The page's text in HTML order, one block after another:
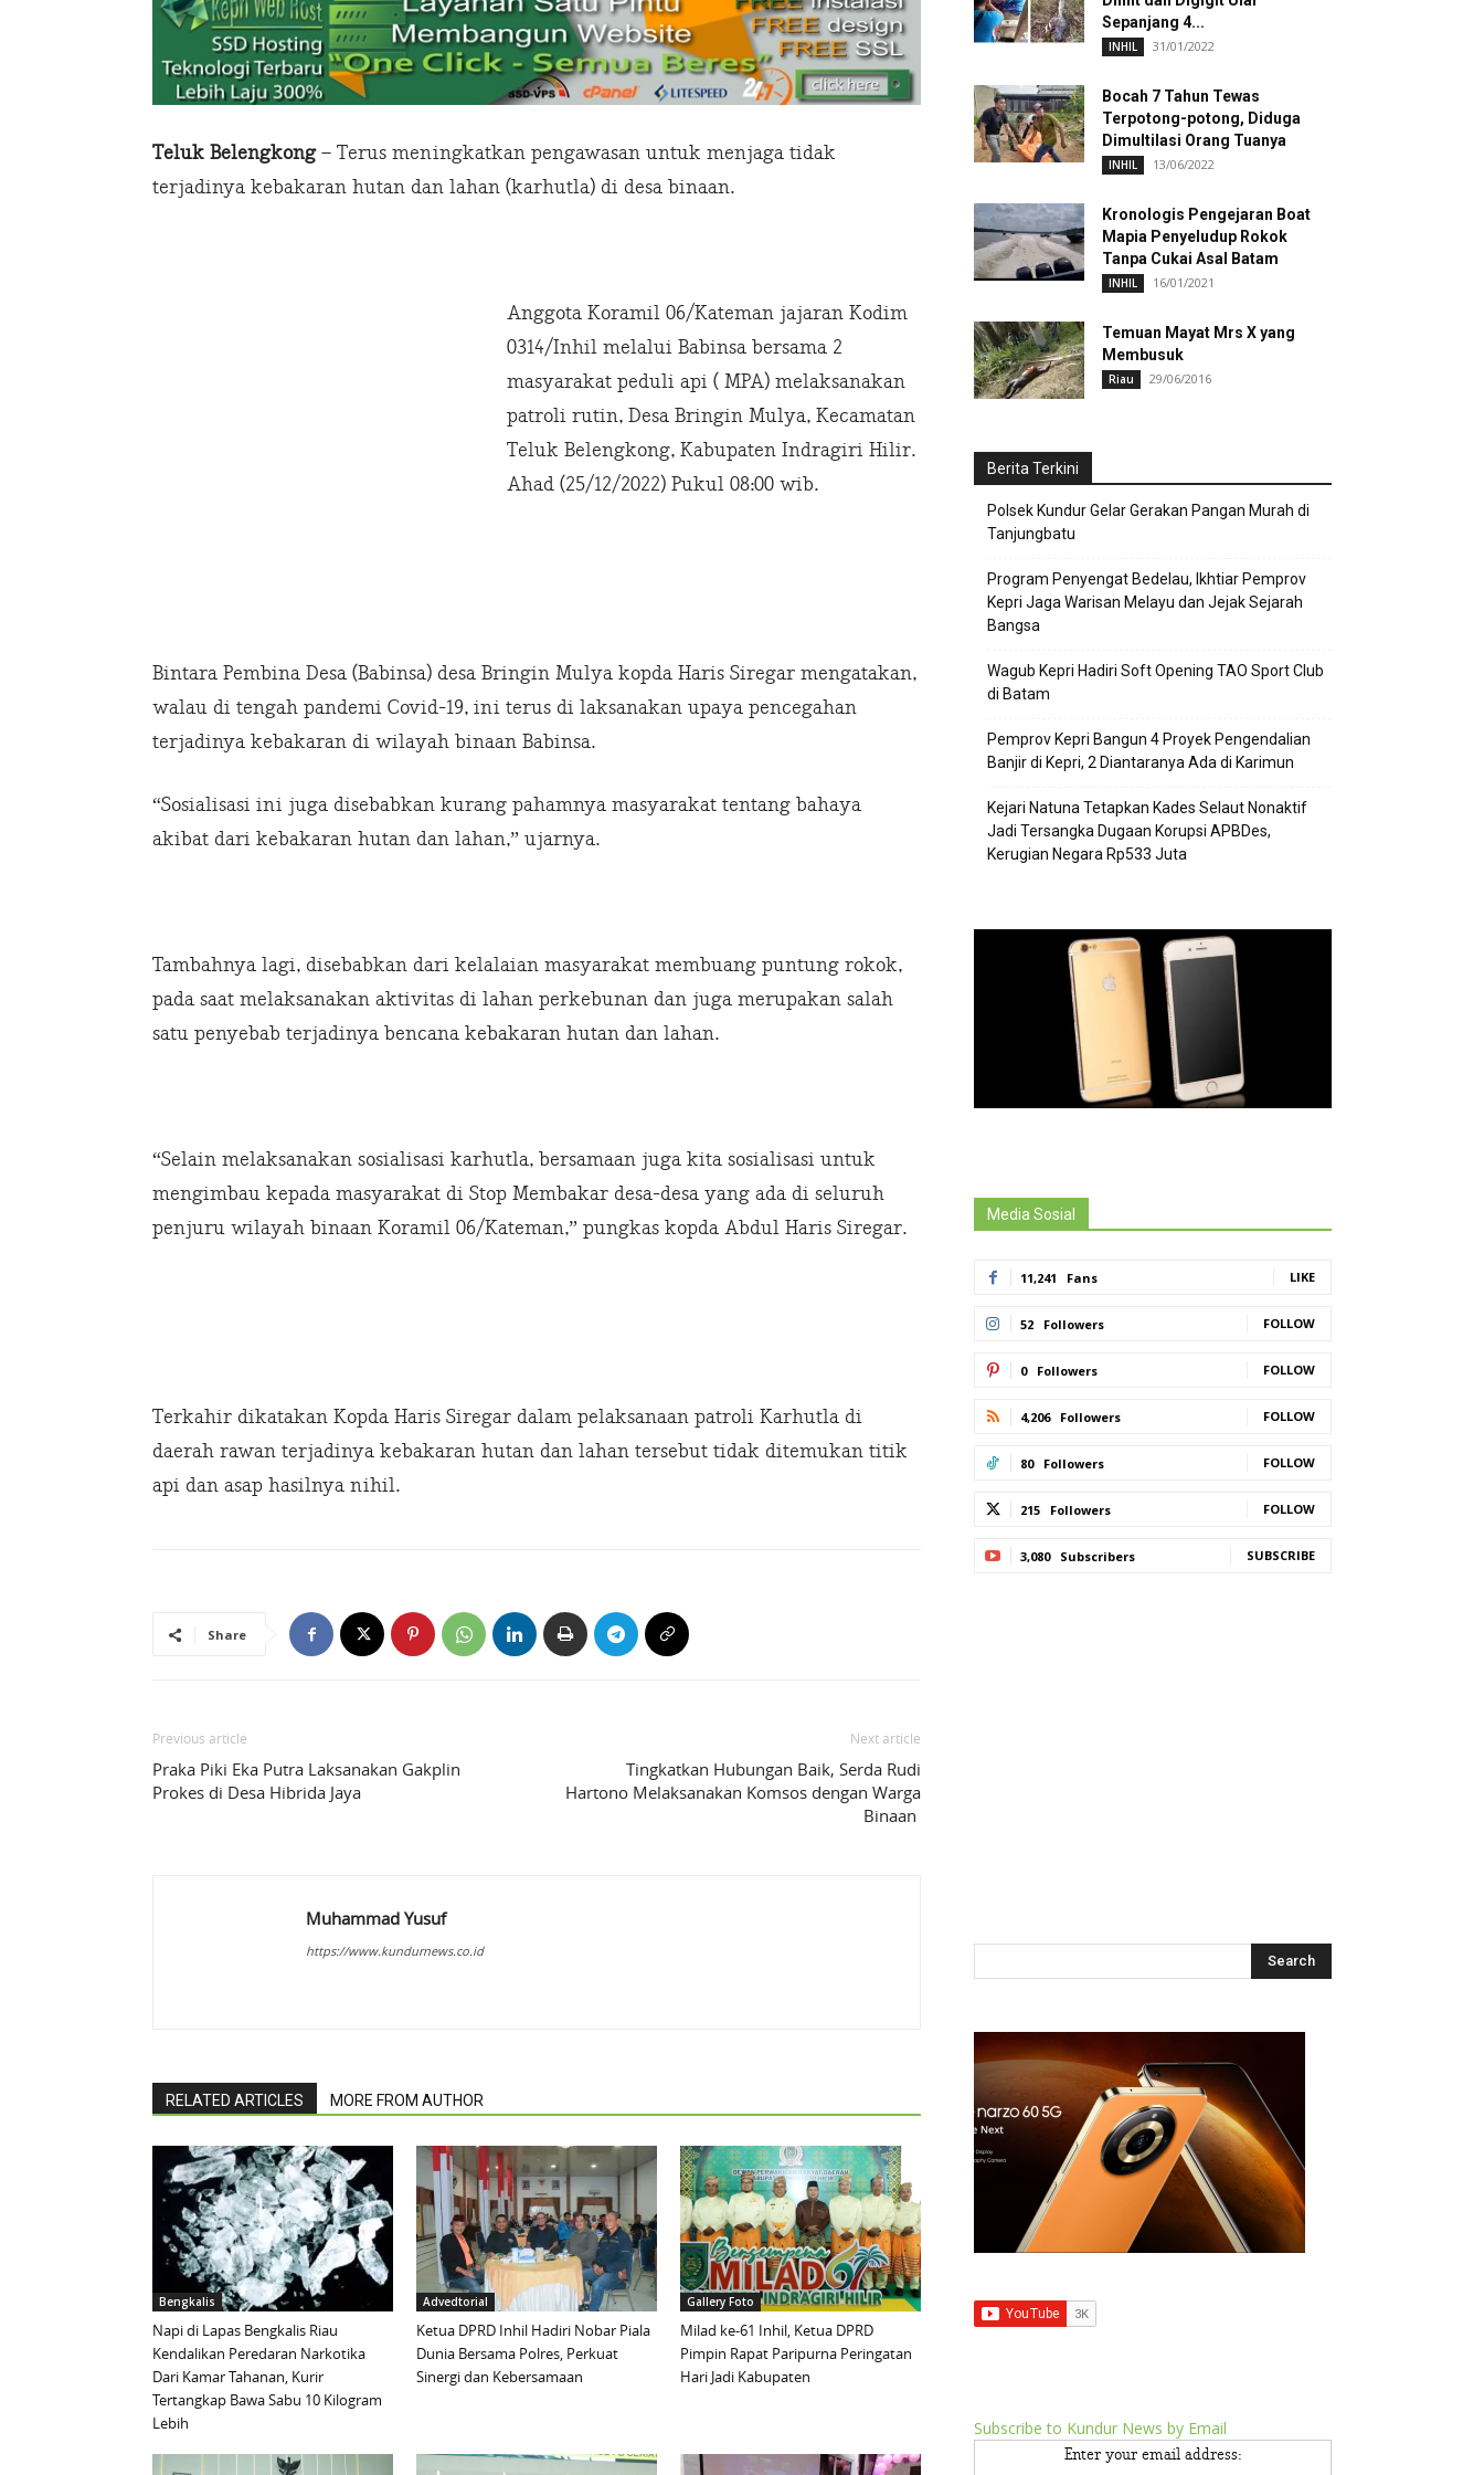
Teluk Belengkong– Terus meningkatkan pengawasan untuk menjaga tidak
terjadinya kebakaran hutan dan lahan (karhutla) di desa binaan.
Anggota Koramil 06/Kateman jajaran Kodim
0314/Inhil melalui Babinsa bersama 2
masyarakat peduli api ( MPA) melaksanakan
patroli rutin, Desa Bringin Mulya, Kecamatan
Teluk Belengkong, Kabupaten Indragiri Hilir.
Ahad (25/12/2022) Pukul 08:00 wib.
Bintara Pembina Desa (Babinsa) desa Bringin Mulya kopda Haris Siregar mengatakan,
walau di tengah pandemi Covid-19, ini terus di laksanakan upaya pencegahan
terjadinya kebakaran di wilayah binaan Babinsa.
“Sosialisasi ini juga disebabkan kurang pahamnya masyarakat tentang bahaya
akibat dari kebakaran hutan dan lahan,” ujarnya.
Tambahnya lagi, disebabkan dari kelalaian masyarakat membuang puntung rokok,
pada saat melaksanakan aktivitas di lahan perkebunan dan juga merupakan salah
satu penyebab terjadinya bencana kebakaran hutan dan lahan.
“Selain melaksanakan sosialisasi karhutla, bersamaan juga kita sosialisasi untuk
mengimbau kepada masyarakat di Stop Membakar desa-desa yang ada di seluruh
penjuru wilayah binaan Koramil 06/Kateman,” pungkas kopda Abdul Haris Siregar.
Terkahir dikatakan Kopda Haris Siregar dalam pelaksanaan patroli Karhutla di
daerah rawan terjadinya kebakaran hutan dan lahan tersebut tidak ditemukan titik
api dan asap hasilnya nihil.
Share
Previous article
Praka Piki Eka Putra Laksanakan Gakplin
Prokes di Desa Hibrida Jaya
Next article
Tingkatkan Hubungan Baik, Serda Rudi
Hartono Melaksanakan Komsos dengan Warga
Binaan
Muhammad Yusuf
https://www.kundurnews.co.id
RELATED ARTICLES MORE FROM AUTHOR
Bengkalis
Napi di Lapas Bengkalis Riau
Kendalikan Peredaran Narkotika
Dari Kamar Tahanan, Kurir
Tertangkap Bawa Sabu 10 Kilogram
Lebih
Advedtorial
Ketua DPRD Inhil Hadiri Nobar Piala
Dunia Bersama Polres, Perkuat
Sinergi dan Kebersamaan
Gallery Foto
Milad ke-61 Inhil, Ketua DPRD
Pimpin Rapat Paripurna Peringatan
Hari Jadi Kabupaten
Sepanjang 4...
INHIL 31/01/2022
Bocah 7 Tahun Tewas
Terpotong-potong, Diduga
Dimultilasi Orang Tuanya
INHIL 13/06/2022
Kronologis Pengejaran Boat
Mapia Penyeludup Rokok
Tanpa Cukai Asal Batam
INHIL 16/01/2021
Temuan Mayat Mrs X yang
Membusuk
Riau 29/06/2016
Berita Terkini
Polsek Kundur Gelar Gerakan Pangan Murah di
Tanjungbatu
Program Penyengat Bedelau, Ikhtiar Pemprov
Kepri Jaga Warisan Melayu dan Jejak Sejarah
Bangsa
Wagub Kepri Hadiri Soft Opening TAO Sport Club
di Batam
Pemprov Kepri Bangun 4 Proyek Pengendalian
Banjir di Kepri, 2 Diantaranya Ada di Karimun
Kejari Natuna Tetapkan Kades Selaut Nonaktif
Jadi Tersangka Dugaan Korupsi APBDes,
Kerugian Negara Rp533 Juta
Media Sosial
11,241 Fans LIKE
52 Followers FOLLOW
0 Followers FOLLOW
4,206 Followers FOLLOW
80 Followers FOLLOW
215 Followers FOLLOW
3,080 Subscribers SUBSCRIBE
Subscribe to Kundur News by Email
Enter your email address: